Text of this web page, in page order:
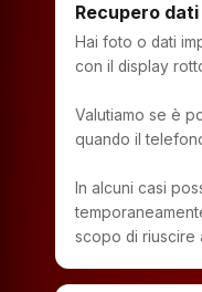
Recupero
Hai foto o dati
con il display
Valutiamo se è
quando il
In alcuni casi
scopo di riuscire